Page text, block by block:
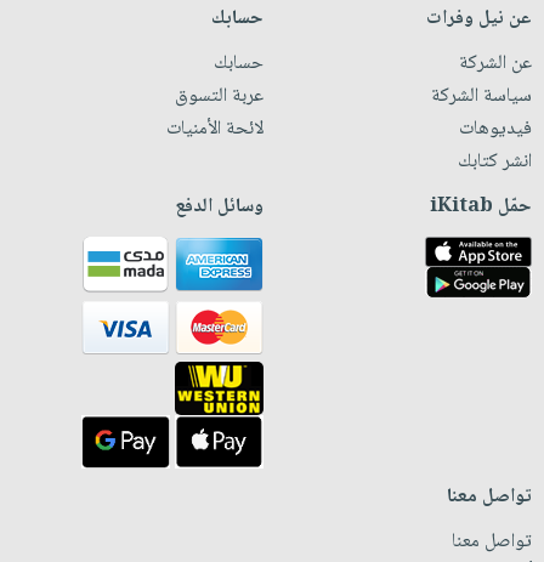
عن نيل وفرات
عن الشركة
سياسة الشركة
فيديوهات
انشر كتابك
حسابك
حسابك
عربة التسوق
لائحة الأمنيات
حمّل iKitab وسائل الدفع
تواصل معنا
تواصل معنا